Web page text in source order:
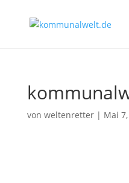
von weltenretter| Mai